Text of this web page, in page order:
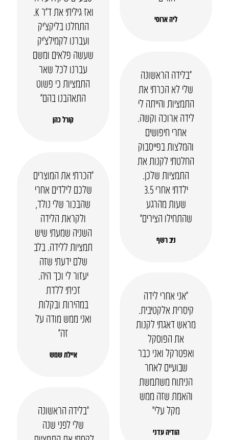
ליה ארוסי
ואז גיליתי את ד”ר K.
התחלנו בליקצ’יק
ועברנו לקמילצ’יק
שעשה פלאים ומשם
עברנו לכל שאר
התמציות כי פשוט
התאהבנו בהם”
קורל כהן
“בלידה הראשונה
שלי לא הכרתי את
התמציות והייתה לי
לידה ארוכה וקשה.
אחרי חיפושים
והמלצות בפייסבוק
החלטתי לקנות את
התמציות שלכן.
ילדתי אחרי 3.5
שעות מהרגע
שהתחילו הצירים”
ניב רשף
“הכרתי את המוצרים
שלכם לילדים אחרי
שהבכור שלי נולד,
ולקראת הלידה
השניה שמעתי שיש
תמציות ללידה. בלב
שלם ידעתי שזה
יעזור לי וכך היה.
זכיתי ללדת
במהירות ובקלות
ואני ממש מודה על
זה”
איילת שמש
“אני אחרי לידה
קיסרית אלקטיבית.
מראש דאגתי לקנות
את הפוסקל
ואפטרקל ואני כבר
שבועיים לאחר
הניתוח משתמשת
והאמת שזה ממש
מקל עלי״
הודיה עדני
“בלידה הראשונה
שלי לפני שנה